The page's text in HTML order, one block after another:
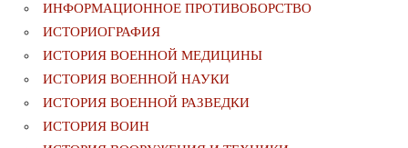
ИНФОРМАЦИОННОЕ ПРОТИВОБОРСТВО
ИСТОРИОГРАФИЯ
ИСТОРИЯ ВОЕННОЙ МЕДИЦИНЫ
ИСТОРИЯ ВОЕННОЙ НАУКИ
ИСТОРИЯ ВОЕННОЙ РАЗВЕДКИ
ИСТОРИЯ ВОИН